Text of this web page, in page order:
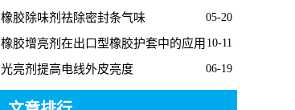
问题
05-20
橡胶除味剂祛除密封条气味
10-11
橡胶增亮剂在出口型橡胶护套中的应用
06-19
光亮剂提高电线外皮亮度